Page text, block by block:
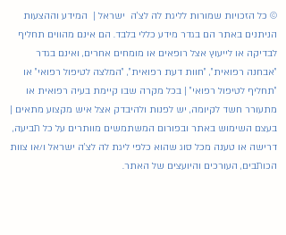
© כל הזכויות שמורות לליגת לה לצ'ה ישראל | המידע וההצעות
הניתנים באתר הם בגדר מידע כללי בלבד. הם אינם מהווים תחליף
לבדיקה או לייעוץ אצל רופאים או מומחים אחרים, ואינם בגדר
"אבחנה רפואית", "חוות דעת רפואית", "המלצה לטיפול רפואי" או
"תחליף לטיפול רפואי" | בכל מקרה שבו קיימת בעיה רפואית או
מתעורר חשד לקיומה, יש לפנות ולהיבדק אצל איש מקצוע מתאים |
בעצם השימוש באתר ובפורום המשתמשים מוותרים על כל תביעה,
דרישה או טענה מכל סוג שהוא כלפי ליגת לה לצ'ה ישראל ו/או צוות
הכותבים, העורכים והיועצים של האתר.